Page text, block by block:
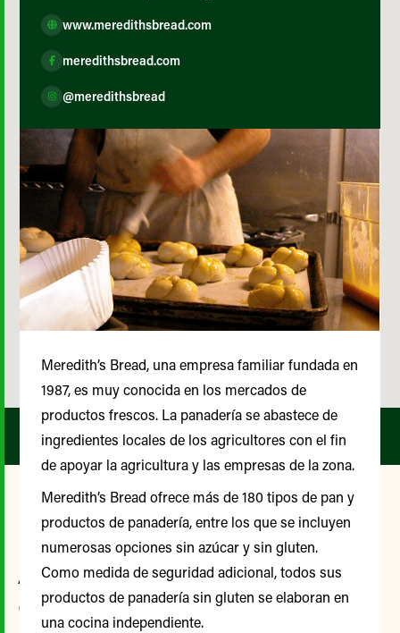
Nuestro Comité Asesor de
Agricultores y
Comunidades
www.meredithsbread.com
meredithsbread.com
@meredithsbread
Meredith’s Bread, una empresa familiar fundada en
1987, es muy conocida en los mercados de
productos frescos. La panadería se abastece de
ingredientes locales de los agricultores con el fin
de apoyar la agricultura y las empresas de la zona.
Meredith’s Bread ofrece más de 180 tipos de pan y
productos de panadería, entre los que se incluyen
numerosas opciones sin azúcar y sin gluten.
Como medida de seguridad adicional, todos sus
productos de panadería sin gluten se elaboran en
una cocina independiente.